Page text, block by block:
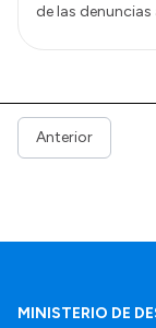
de las
Anterior
MINISTERIO DE